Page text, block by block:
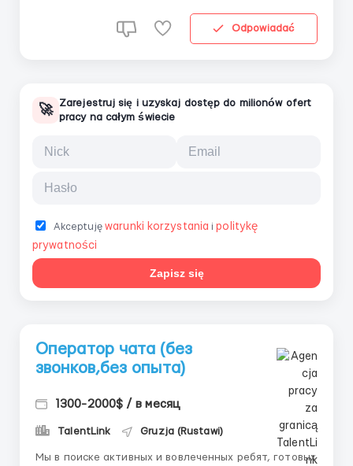
Odpowiadać
🚀
Zarejestruj się i uzyskaj dostęp do milionów ofert
pracy na całym świecie
Akceptujęwarunki korzystania i politykę
prywatności
Zapisz się
Оператор чата (без
звонков,без опыта)
1300-2000$ / в месяц
TalentLink Gruzja (Rustawi)
Мы в поиске активных и вовлеченных ребят, готовых